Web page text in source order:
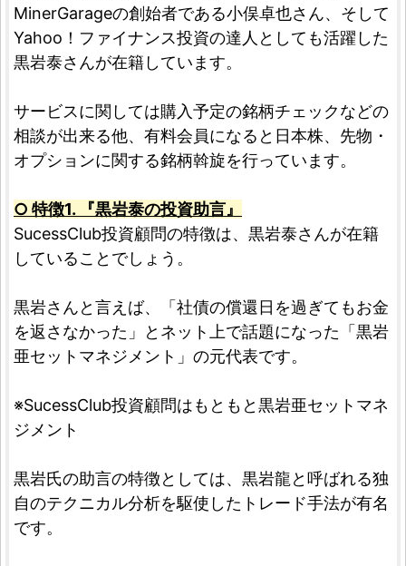
MinerGarageの創始者である小俣卓也さん、そして
Yahoo！ファイナンス投資の達人としても活躍した
黒岩泰さんが在籍しています。
サービスに関しては購入予定の銘柄チェックなどの
相談が出来る他、有料会員になると日本株、先物・
オプションに関する銘柄斡旋を行っています。
○ 特徴1. 『黒岩泰の投資助言』
SucessClub投資顧問の特徴は、黒岩泰さんが在籍
していることでしょう。
黒岩さんと言えば、「社債の償還日を過ぎてもお金
を返さなかった」とネット上で話題になった「黒岩
亜セットマネジメント」の元代表です。
※SucessClub投資顧問はもともと黒岩亜セットマネ
ジメント
黒岩氏の助言の特徴としては、黒岩龍と呼ばれる独
自のテクニカル分析を駆使したトレード手法が有名
です。